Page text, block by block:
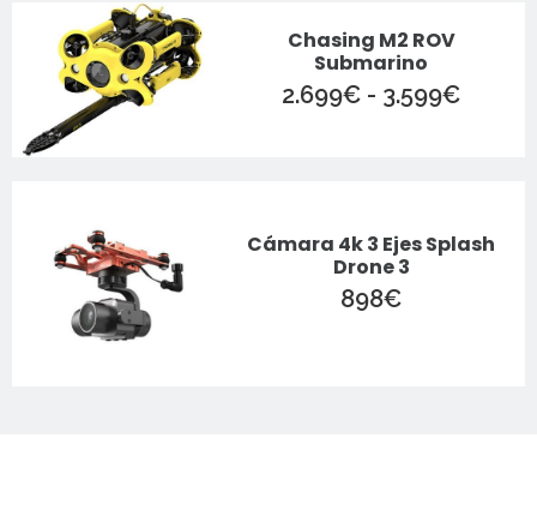
6.029€.
4.775€.
Chasing M2 ROV
Submarino
2.699€ - 3.599€Rango
hasta
Cámara 4k 3 Ejes Splash
Drone 3
898€